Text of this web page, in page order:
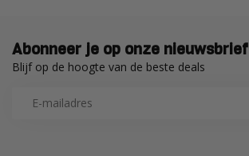
Abonneer je op onze nieuwsbrief
Blijf op de hoogte van de beste deals